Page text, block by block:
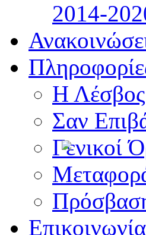
2014-
Η Λέσβος
Σαν
Γενικοί
Επικοινωνία